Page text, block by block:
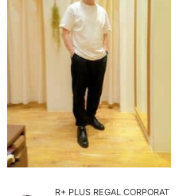
R+ PLUS REGAL CORPORAT